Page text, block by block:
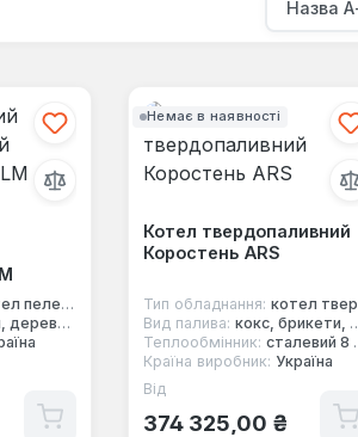
пелетний
тирса, стружка, пелети
Немає в наявності
Котел твердопаливний
Коростень ARS
Тип обладнання: котел твердопаливний
Вид палива: кокс, брикети, дерево, торф, вугілля
Теплообмінник: сталевий 8 мм
Країна виробник: Україна
Звичайна ціна:
Від
374 325,00 ₴